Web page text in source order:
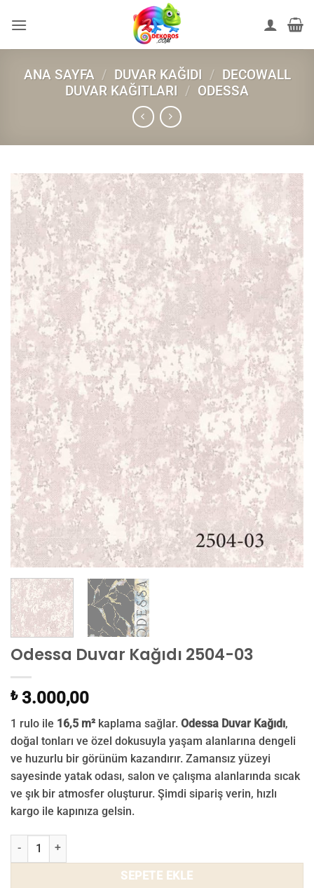
atla
ANA SAYFA / DUVAR KAĞIDI / DECOWALL
DUVAR KAĞITLARI / ODESSA
Odessa Duvar Kağıdı 2504-03
₺3.000,00
1 rulo ile 16,5 m² kaplama sağlar. Odessa Duvar Kağıdı,
doğal tonları ve özel dokusuyla yaşam alanlarına dengeli
ve huzurlu bir görünüm kazandırır. Zamansız yüzeyi
sayesinde yatak odası, salon ve çalışma alanlarında sıcak
ve şık bir atmosfer oluşturur. Şimdi sipariş verin, hızlı
kargo ile kapınıza gelsin.
Odessa Duvar Kağıdı 2504-03 adet
SEPETE EKLE